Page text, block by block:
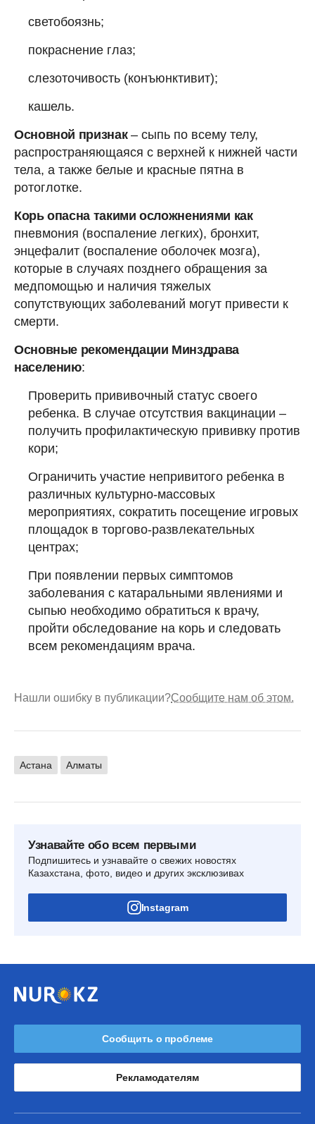
светобоязнь;
покраснение глаз;
слезоточивость (конъюнктивит);
кашель.
Основной признак – сыпь по всему телу,
распространяющаяся с верхней к нижней части
тела, а также белые и красные пятна в
ротоглотке.
Корь опасна такими осложнениями как
пневмония (воспаление легких), бронхит,
энцефалит (воспаление оболочек мозга),
которые в случаях позднего обращения за
медпомощью и наличия тяжелых
сопутствующих заболеваний могут привести к
смерти.
Основные рекомендации Минздрава
населению:
Проверить прививочный статус своего
ребенка. В случае отсутствия вакцинации –
получить профилактическую прививку против
кори;
Ограничить участие непривитого ребенка в
различных культурно-массовых
мероприятиях, сократить посещение игровых
площадок в торгово-развлекательных
центрах;
При появлении первых симптомов
заболевания с катаральными явлениями и
сыпью необходимо обратиться к врачу,
пройти обследование на корь и следовать
всем рекомендациям врача.
Нашли ошибку в публикации?Сообщите нам об этом.
Астана Алматы
Узнавайте обо всем первыми
Подпишитесь и узнавайте о свежих новостях
Казахстана, фото, видео и других эксклюзивах
Instagram
Сообщить о проблеме
Рекламодателям